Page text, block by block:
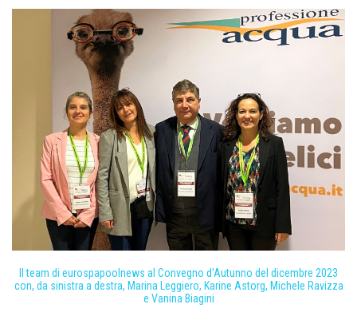
Il team di eurospapoolnews al Convegno d'Autunno del dicembre 2023
con, da sinistra a destra, Marina Leggiero, Karine Astorg, Michele Ravizza
e Vanina Biagini